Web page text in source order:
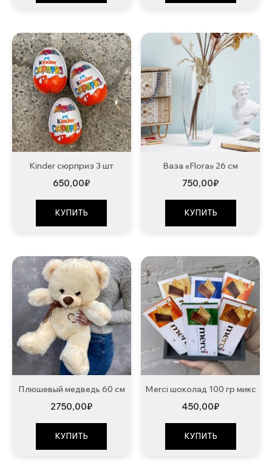
Kinder сюрприз 3 шт
650,00₽
КУПИТЬ
Ваза «Flora» 26 см
750,00₽
КУПИТЬ
Плюшевый медведь 60 см
2750,00₽
КУПИТЬ
Merci шоколад 100 гр микс
450,00₽
КУПИТЬ